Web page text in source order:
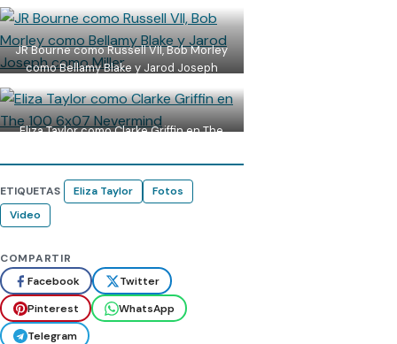
JR Bourne como Russell VII, Bob Morley
como Bellamy Blake y Jarod Joseph
Eliza Taylor como Clarke Griffin en The
ETIQUETAS Eliza Taylor
Fotos
Video
COMPARTIR
Facebook
Twitter
Pinterest
WhatsApp
Telegram